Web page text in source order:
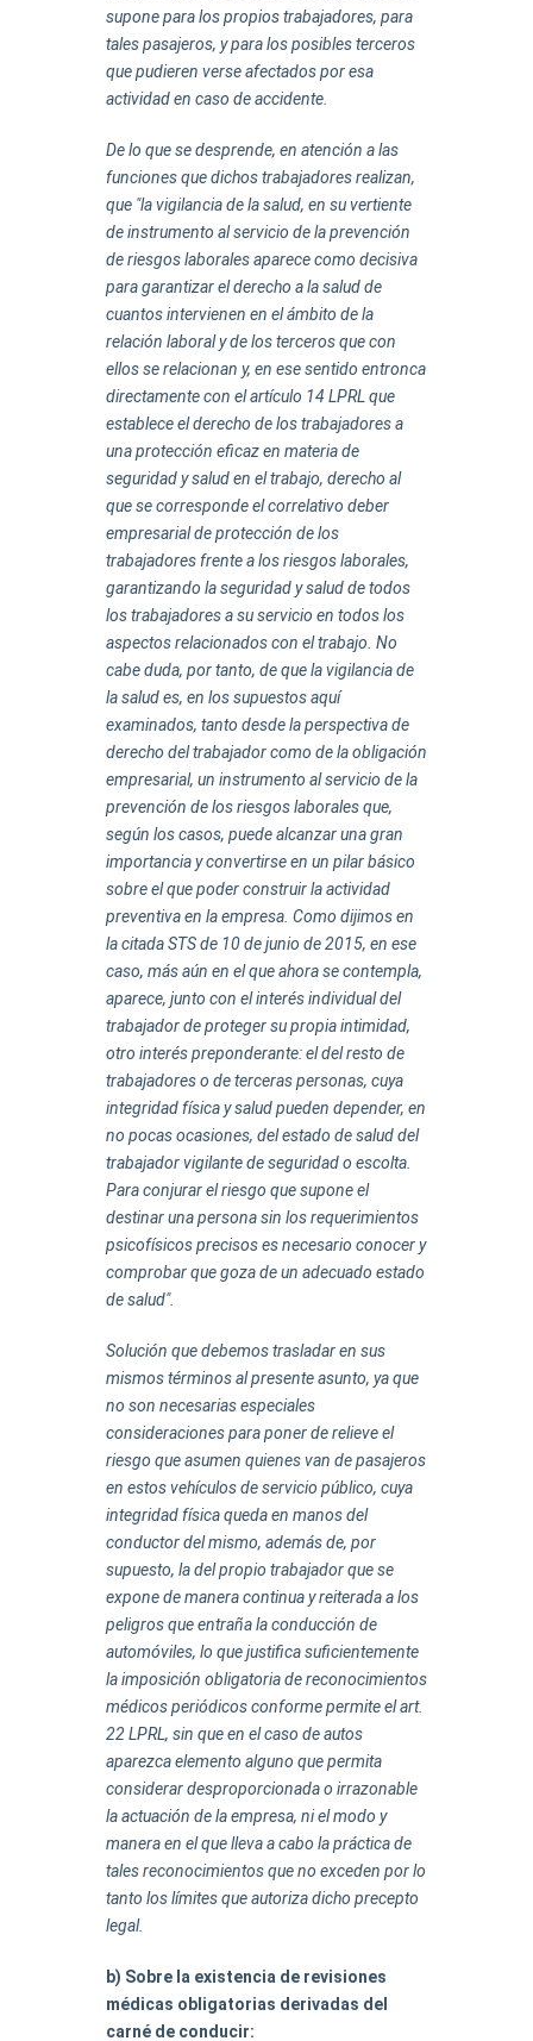
supone para los propios trabajadores, para
tales pasajeros, y para los posibles terceros
que pudieren verse afectados por esa
actividad en caso de accidente.
De lo que se desprende, en atención a las
funciones que dichos trabajadores realizan,
que "la vigilancia de la salud, en su vertiente
de instrumento al servicio de la prevención
de riesgos laborales aparece como decisiva
para garantizar el derecho a la salud de
cuantos intervienen en el ámbito de la
relación laboral y de los terceros que con
ellos se relacionan y, en ese sentido entronca
directamente con el artículo 14 LPRL que
establece el derecho de los trabajadores a
una protección eficaz en materia de
seguridad y salud en el trabajo, derecho al
que se corresponde el correlativo deber
empresarial de protección de los
trabajadores frente a los riesgos laborales,
garantizando la seguridad y salud de todos
los trabajadores a su servicio en todos los
aspectos relacionados con el trabajo. No
cabe duda, por tanto, de que la vigilancia de
la salud es, en los supuestos aquí
examinados, tanto desde la perspectiva de
derecho del trabajador como de la obligación
empresarial, un instrumento al servicio de la
prevención de los riesgos laborales que,
según los casos, puede alcanzar una gran
importancia y convertirse en un pilar básico
sobre el que poder construir la actividad
preventiva en la empresa. Como dijimos en
la citada STS de 10 de junio de 2015, en ese
caso, más aún en el que ahora se contempla,
aparece, junto con el interés individual del
trabajador de proteger su propia intimidad,
otro interés preponderante: el del resto de
trabajadores o de terceras personas, cuya
integridad física y salud pueden depender, en
no pocas ocasiones, del estado de salud del
trabajador vigilante de seguridad o escolta.
Para conjurar el riesgo que supone el
destinar una persona sin los requerimientos
psicofísicos precisos es necesario conocer y
comprobar que goza de un adecuado estado
de salud".
Solución que debemos trasladar en sus
mismos términos al presente asunto, ya que
no son necesarias especiales
consideraciones para poner de relieve el
riesgo que asumen quienes van de pasajeros
en estos vehículos de servicio público, cuya
integridad física queda en manos del
conductor del mismo, además de, por
supuesto, la del propio trabajador que se
expone de manera continua y reiterada a los
peligros que entraña la conducción de
automóviles, lo que justifica suficientemente
la imposición obligatoria de reconocimientos
médicos periódicos conforme permite el art.
22 LPRL, sin que en el caso de autos
aparezca elemento alguno que permita
considerar desproporcionada o irrazonable
la actuación de la empresa, ni el modo y
manera en el que lleva a cabo la práctica de
tales reconocimientos que no exceden por lo
tanto los límites que autoriza dicho precepto
legal.
b) Sobre la existencia de revisiones
médicas obligatorias derivadas del
carné de conducir: